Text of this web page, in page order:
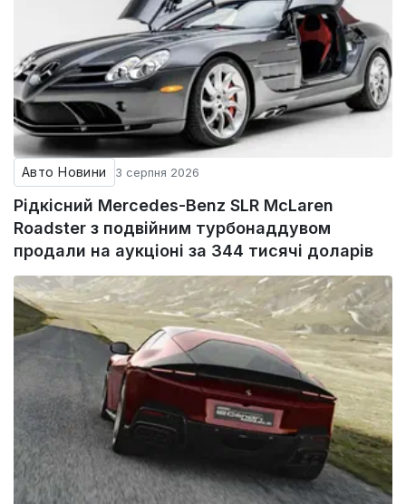
Авто Новини 3 серпня 2026
Рідкісний Mercedes-Benz SLR McLaren
Roadster з подвійним турбонаддувом
продали на аукціоні за 344 тисячі доларів